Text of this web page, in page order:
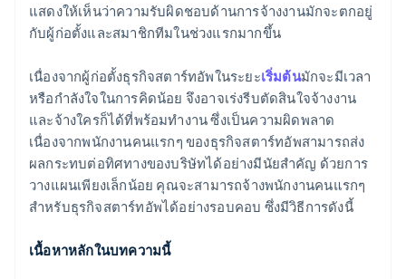
แสดงให้เห็นว่าความรับผิดชอบด้านการจ้างงานมักจะตกอยู่
กับผู้ก่อตั้งและสมาชิกทีมในช่วงแรกมากขึ้น
เนื่องจากผู้ก่อตั้งธุรกิจสตาร์ทอัพในระยะเริ่มต้นมักจะมีเวลา
หรือกำลังใจในการคิดน้อย จึงอาจเร่งรีบตัดสินใจจ้างงาน
และจ้างใครก็ได้ที่พร้อมทำงาน ซึ่งเป็นความผิดพลาด
เนื่องจากพนักงานคนแรกๆ ของธุรกิจสตาร์ทอัพสามารถส่ง
ผลกระทบต่อทิศทางของบริษัทได้อย่างมีนัยสำคัญ ด้วยการ
วางแผนเพียงเล็กน้อย คุณจะสามารถจ้างพนักงานคนแรกๆ
สำหรับธุรกิจสตาร์ทอัพได้อย่างรอบคอบ ซึ่งมีวิธีการดังนี้
เนื้อหาหลักในบทความนี้